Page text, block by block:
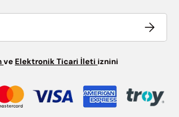
Abone ol
ve Elektronik Ticari İleti iznini